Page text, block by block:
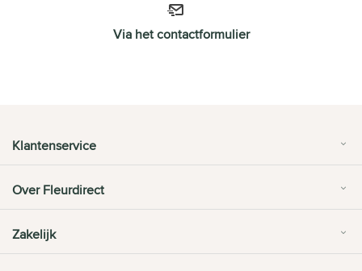
Via het contactformulier
Klantenservice
Over Fleurdirect
Zakelijk